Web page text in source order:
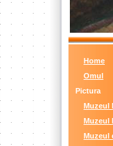
Home
Omul
Pictura
Muzeul
Muzeul
Muzeul